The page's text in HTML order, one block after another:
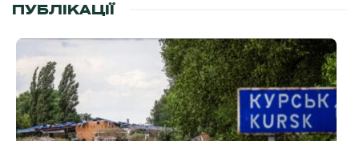
ПУБЛІКАЦІЇ